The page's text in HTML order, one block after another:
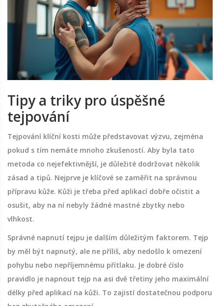
Tipy a triky pro úspěšné
tejpování
Tejpování klíční kosti může představovat výzvu, zejména
pokud s tím nemáte mnoho zkušeností. Aby byla tato
metoda co nejefektivnější, je důležité dodržovat několik
zásad a tipů. Nejprve je klíčové se zaměřit na správnou
přípravu kůže. Kůži je třeba před aplikací dobře očistit a
osušit, aby na ní nebyly žádné mastné zbytky nebo
vlhkost.
Správné napnutí tejpu je dalším důležitým faktorem. Tejp
by měl být napnutý, ale ne příliš, aby nedošlo k omezení
pohybu nebo nepříjemnému přítlaku. Je dobré ćíslo
pravidlo je napnout tejp na asi dvě třetiny jeho maximální
délky před aplikací na kůži. To zajistí dostatečnou podporu